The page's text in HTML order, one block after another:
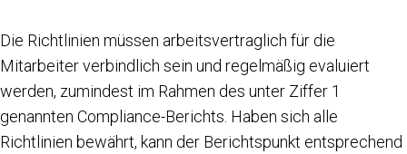
Die Richtlinien müssen arbeitsvertraglich für die
Mitarbeiter verbindlich sein und regelmäßig evaluiert
werden, zumindest im Rahmen des unter Ziffer 1
genannten Compliance-Berichts. Haben sich alle
Richtlinien bewährt, kann der Berichtspunkt entsprechend